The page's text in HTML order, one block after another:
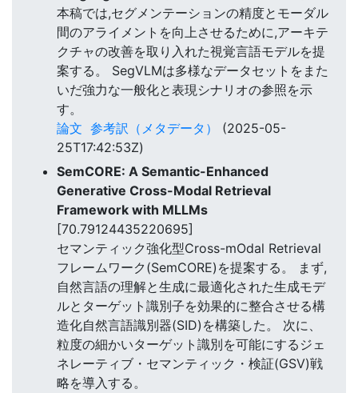
本稿では,セグメンテーションの精度とモーダル
間のアライメントを向上させるために,アーキテ
クチャの改善を取り入れた視覚言語モデルを提
案する。 SegVLMは多様なデータセットをまた
いだ強力な一般化と表現シナリオの参照を示
す。
論文 参考訳（メタデータ）
(2025-05-
25T17:42:53Z)
SemCORE: A Semantic-Enhanced
Generative Cross-Modal Retrieval
Framework with MLLMs
[70.79124435220695]
セマンティック強化型Cross-mOdal Retrieval
フレームワーク(SemCORE)を提案する。 まず,
自然言語の理解と生成に最適化された生成モデ
ルとターゲット識別子を効果的に整合させる構
造化自然言語識別器(SID)を構築した。 次に、
粒度の細かいターゲット識別を可能にするジェ
ネレーティブ・セマンティック・検証(GSV)戦
略を導入する。